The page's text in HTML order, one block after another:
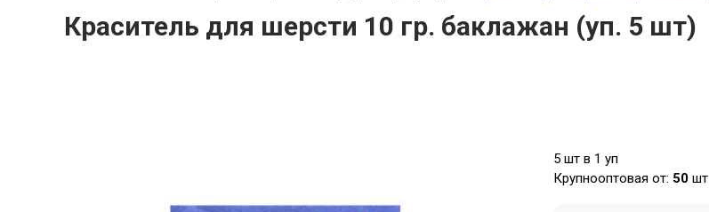
Краситель для шерсти 10 гр. баклажан (уп. 5 шт)
5 шт в 1 уп
Крупнооптовая от: 50 шт